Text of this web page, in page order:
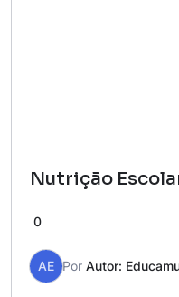
Nutrição
0
AE Por Autor: